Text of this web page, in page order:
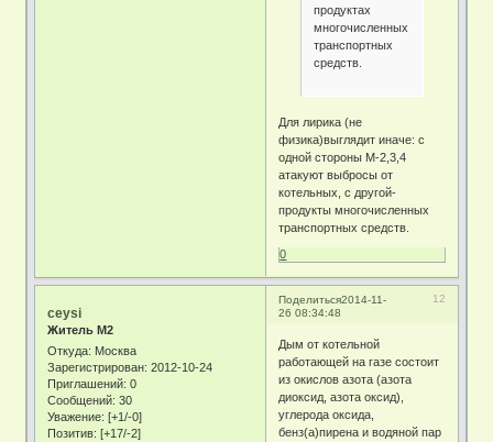
продуктах
многочисленных
транспортных
средств.
Для лирика (не
физика)выглядит иначе: с
одной стороны М-2,3,4
атакуют выбросы от
котельных, с другой-
продукты многочисленных
транспортных средств.
0
Поделиться 12
2014-11-
26 08:34:48
ceysi
Житель М2
Откуда: Москва
Зарегистрирован: 2012-10-24
Приглашений: 0
Сообщений: 30
Уважение: [+1/-0]
Позитив: [+17/-2]
Дым от котельной
работающей на газе состоит
из окислов азота (азота
диоксид, азота оксид),
углерода оксида,
бенз(а)пирена и водяной пар